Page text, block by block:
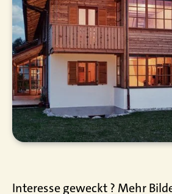
Interesse geweckt ? Mehr